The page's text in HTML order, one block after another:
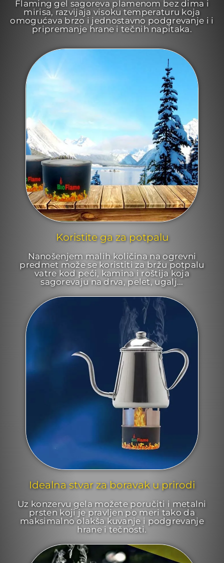
Flaming gel sagoreva plamenom bez dima i
mirisa, razvijaja visoku temperaturu koja
omogućava brzo i jednostavno podgrevanje i i
pripremanje hrane i tečnih napitaka.
Koristite ga za potpalu
Nanošenjem malih količina na ogrevni
predmet može se koristiti za bržu potpalu
vatre kod peći, kamina i roštija koja
sagorevaju na drva, pelet, ugalj...
Idealna stvar za boravak u prirodi
Uz konzervu gela možete poručiti i metalni
prsten koji je pravljen po meri tako da
maksimalno olakša kuvanje i podgrevanje
hrane i tečnosti.